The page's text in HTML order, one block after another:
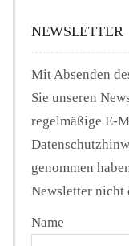
NEWSLETTER
Mit Absenden
Sie unseren
regelmäßige E-
genommen
Newsletter nicht
Name